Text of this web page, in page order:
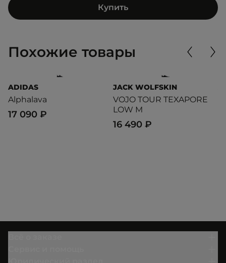
Купить
Похожие товары
ADIDAS
Alphalava
17 090 ₽
JACK WOLFSKIN
VOJO TOUR TEXAPORE
LOW M
16 490 ₽